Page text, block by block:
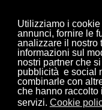
Utilizziamo i
annunci, fornire le
analizzare il nostro
informazioni sul
nostri partner che
pubblicità e social
combinarle con
che hanno raccolto
servizi. Cookie
Sei qui:Home